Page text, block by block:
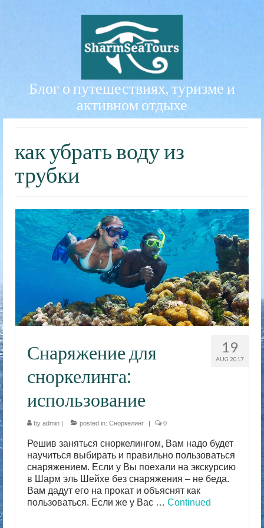
Блог о путешествиях, туризме и
активном отдыхе
как убрать воду из
трубки
19
AUG 2017
Снаряжение для
сноркелинга:
использование
by admin | posted in: Сноркелинг | 0
Решив заняться сноркелингом, Вам надо будет
научиться выбирать и правильно пользоваться
снаряжением. Если у Вы поехали на экскурсию
в Шарм эль Шейхе без снаряжения – не беда.
Вам дадут его на прокат и объяснят как
пользоваться. Если же у Вас … Continued